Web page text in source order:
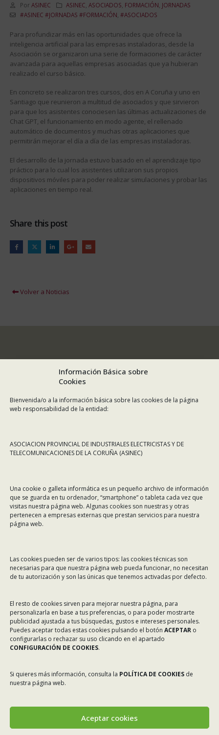
Información Básica sobre
Cookies
Bienvenida/o a la información básica sobre las cookies de la página
web responsabilidad de la entidad:
ASOCIACION PROVINCIAL DE INDUSTRIALES ELECTRICISTAS Y DE
TELECOMUNICACIONES DE LA CORUÑA (ASINEC)
Una cookie o galleta informática es un pequeño archivo de información
que se guarda en tu ordenador, “smartphone” o tableta cada vez que
visitas nuestra página web. Algunas cookies son nuestras y otras
pertenecen a empresas externas que prestan servicios para nuestra
página web.
Las cookies pueden ser de varios tipos: las cookies técnicas son
necesarias para que nuestra página web pueda funcionar, no necesitan
de tu autorización y son las únicas que tenemos activadas por defecto.
El resto de cookies sirven para mejorar nuestra página, para
personalizarla en base a tus preferencias, o para poder mostrarte
publicidad ajustada a tus búsquedas, gustos e intereses personales.
Puedes aceptar todas estas cookies pulsando el botón ACEPTAR o
configurarlas o rechazar su uso clicando en el apartado
CONFIGURACIÓN DE COOKIES.
Si quieres más información, consulta la POLÍTICA DE COOKIES de
nuestra página web.
Aceptar cookies
Por ASINEC ASINEC ,ASOCIADOS FORMACIÓN JORNADAS
#ASINEC #JORNADAS #FORMACIÓN #ASOCIADOS
Para profundizar más en las oportunidades que ofrece la
inteligencia artificial para las empresas instaladoras, desde la
Asociación se organizaron una serie de formaciones de carácter
avanzada para aquellas empresas asociadas que ya hubieran
realizado el curso básico.
En concreto se realizaron tres cursos, dos en A Coruña y uno en
Santiago que reunieron a multitud de asociados y que sirvieron
para que los asistentes conociesen las últimas actualizaciones de
Chat GPT, el funcionamiento en modo agente, el rellenado
automático de documentos y muchas otras aplicaciones que
permitirán mejorar el día a día de las empresas instaladoras.
El desarrollo de la jornada estuvo basado en el aprendizaje tipo
práctico para lo cual los asistentes utilizaron sus propios
dispositivos móviles para poder realizar simulaciones y probar las
aplicaciones en tiempo real.
Share this post
Volver a Noticias
Dirección: Rafael Alberti 7, 1º C-D. 15008 A Coruña
Teléfono: 981 299 710
Email: asinec@asinec.org
Noticias
Servicios
Asociados
Tablón de Anuncios
Incidencias en Expediente U.F.D.
Contacto